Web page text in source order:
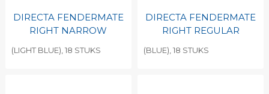
DIRECTA FENDERMATE
RIGHT NARROW
(LIGHT BLUE), 18 STUKS
DIRECTA FENDERMATE
RIGHT REGULAR
(BLUE), 18 STUKS